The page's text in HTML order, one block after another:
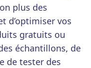
plus des
d’optimiser vos
gratuits ou
échantillons, de
de tester des